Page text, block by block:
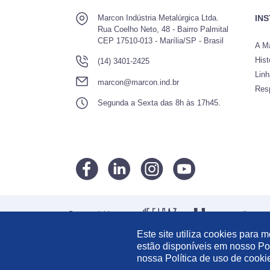
Marcon Indústria Metalúrgica Ltda.
Rua Coelho Neto, 48 - Bairro Palmital
CEP 17510-013 - Marília/SP - Brasil
(14) 3401-2425
marcon@marcon.ind.br
Segunda a Sexta das 8h às 17h45.
A
Desenvolvido por: Informações
Este site utiliza cookies para
estão disponíveis em nosso
nossa Política de uso de